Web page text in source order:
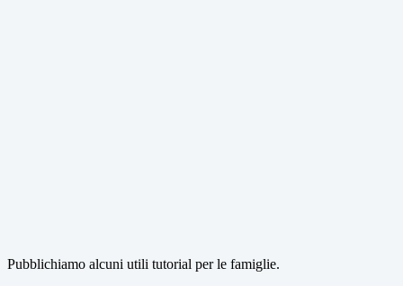
Pubblichiamo alcuni utili tutorial per le famiglie.